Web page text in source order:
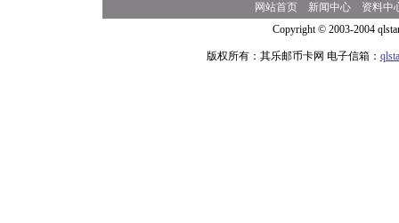
网站首页 新闻中心
资料中
Copyright © 2003-2004
版权所有：其乐邮币卡网 电子信箱：